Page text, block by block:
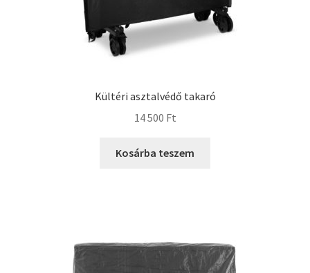
Kültéri asztalvédő takaró
14 500 Ft
Kosárba teszem